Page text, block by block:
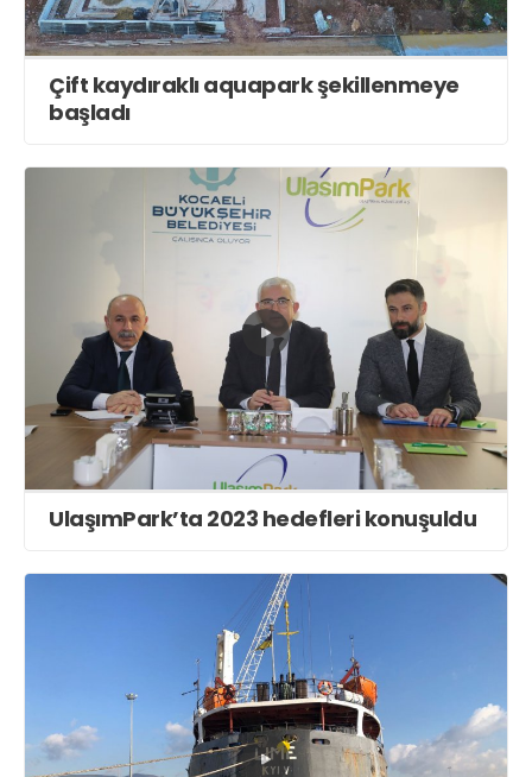
Çift kaydıraklı aquapark şekillenmeye
başladı
UlaşımPark’ta 2023 hedefleri konuşuldu